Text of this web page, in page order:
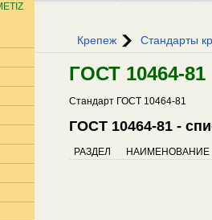
Крепеж Стандарты
ГОСТ 10464-81
Стандарт ГОСТ 10464-81
ГОСТ 10464-81 -
РАЗДЕЛ НАИМЕНОВАНИЕ